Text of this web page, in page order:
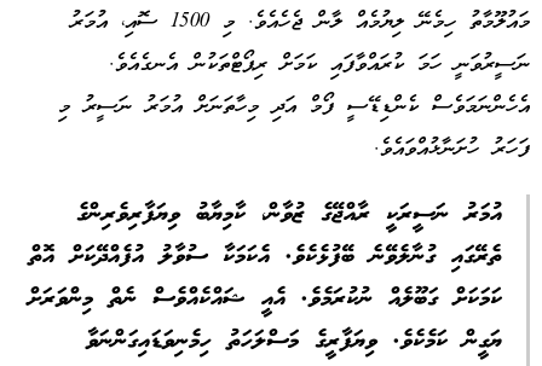
މައުލޫމާތު ހިމެނޭ ލިޔުމެއް ލާން ޖެހެއެވެ. މި 1500 ސޮއި، އުމަރު
ނަސީރުވަނީ ހަމަ ކުރައްވާފައި ކަމަށް ރިޕޯޓްތަކުން އެނގެއެވެ.
އެހެންނަމަވެސް ކެންޑިޑޭސީ ފޯމް އަދި މިހާތަނަށް އުމަރު ނަސީރު މި
ފަހަރު ހުށަނާޅުއްވައެވެ.
އުމަރު ނަސީރަކީ ރާއްޖޭގެ ޒުވާން، ކާމިޔާބު ވިޔަފާރިވެރިންގެ
ތެރޭގައި ގުނާލެވޭނެ ބޭފުޅެކެވެ. އެކަމަކާ ސުވާލު އުފެއްދޭކަށް އޮތް
ކަމަކަށް ގަބޫލެއް ނުކުރަމެވެ. އެއީ ޝައްކެއްވެސް ނެތް މިންވަރަށް
ޔަގީން ކަމެކެވެ. ވިޔަފާރީގެ މަސްލަހަތު ހިމެނިވަޑައިގަންނަވާ